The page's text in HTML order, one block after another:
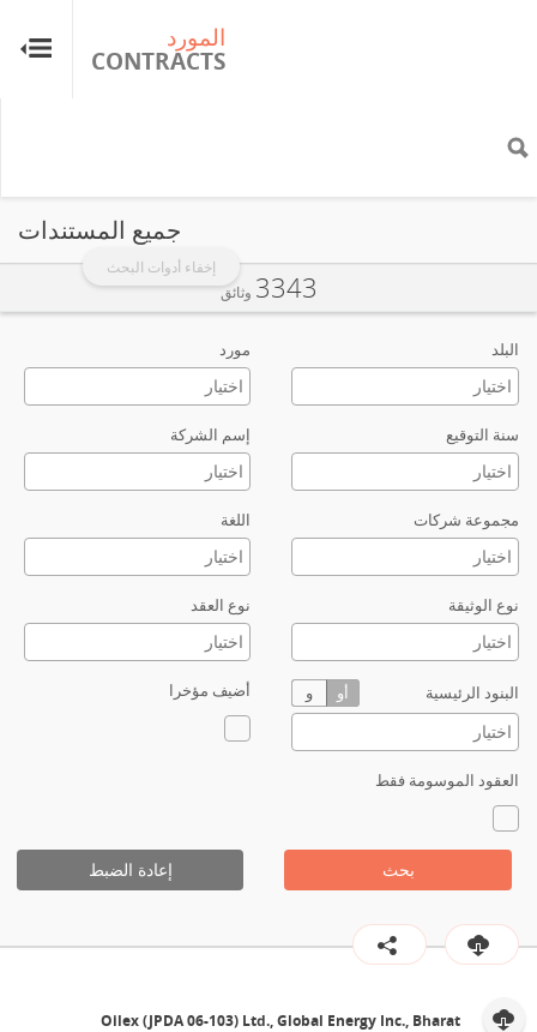
المورد
CONTRACTS
إخفاء أدوات البحث
جميع المستندات
البلد مورد
سنة التوقيع إسم الشركة
مجموعة شركات اللغة
نوع الوثيقة نوع العقد
البنود الرئيسية أو و أضيف مؤخرا
العقود الموسومة فقط
بحث إعادة الضبط
3343 وثائق
Oilex (JPDA 06-103) Ltd., Global Energy Inc., Bharat